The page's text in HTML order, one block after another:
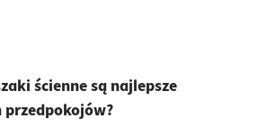
ścienne są najlepsze
przedpokojów?